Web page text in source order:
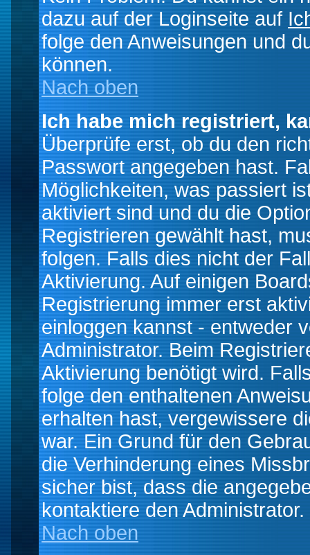
dazu auf der Loginseite auf
folge den Anweisungen und
können.
Nach oben
Ich habe mich registriert,
Überprüfe erst, ob du den
Passwort angegeben hast.
Möglichkeiten, was passiert
aktiviert sind und du die
Registrieren gewählt hast,
folgen. Falls dies nicht der
Aktivierung. Auf einigen
Registrierung immer erst
einloggen kannst - entweder
Administrator. Beim
Aktivierung benötigt wird.
folge den enthaltenen
erhalten hast, vergewissere
war. Ein Grund für den
die Verhinderung eines
sicher bist, dass die
kontaktiere den Administrator.
Nach oben